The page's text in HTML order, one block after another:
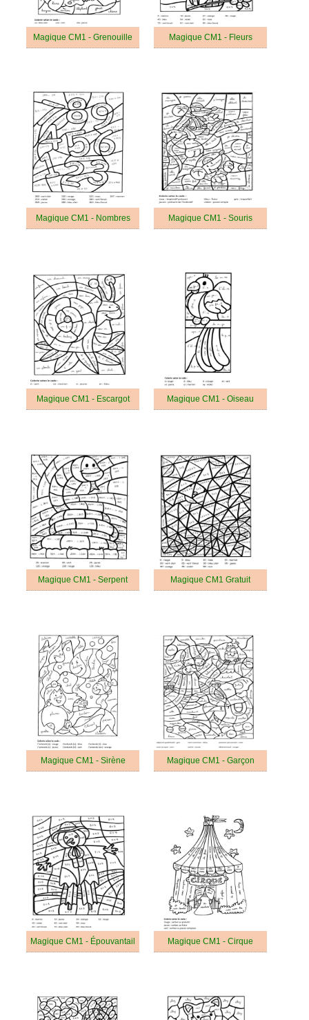
Magique CM1 - Grenouille Magique CM1 - Fleurs
Magique CM1 - Nombres Magique CM1 - Souris
Magique CM1 - Escargot Magique CM1 - Oiseau
Magique CM1 - Serpent Magique CM1 Gratuit
Magique CM1 - Sirène Magique CM1 - Garçon
Magique CM1 - Épouvantail Magique CM1 - Cirque